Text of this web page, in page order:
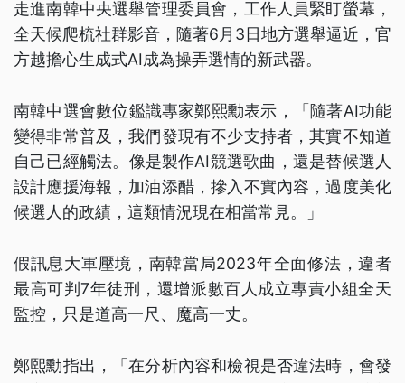
走進南韓中央選舉管理委員會，工作人員緊盯螢幕，
全天候爬梳社群影音，隨著6月3日地方選舉逼近，官
方越擔心生成式AI成為操弄選情的新武器。
南韓中選會數位鑑識專家鄭熙勳表示，「隨著AI功能
變得非常普及，我們發現有不少支持者，其實不知道
自己已經觸法。像是製作AI競選歌曲，還是替候選人
設計應援海報，加油添醋，摻入不實內容，過度美化
候選人的政績，這類情況現在相當常見。」
假訊息大軍壓境，南韓當局2023年全面修法，違者
最高可判7年徒刑，還增派數百人成立專責小組全天
監控，只是道高一尺、魔高一丈。
鄭熙勳指出，「在分析內容和檢視是否違法時，會發